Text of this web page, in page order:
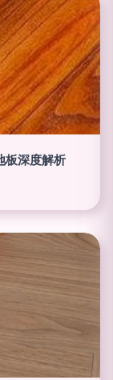
板深度解析